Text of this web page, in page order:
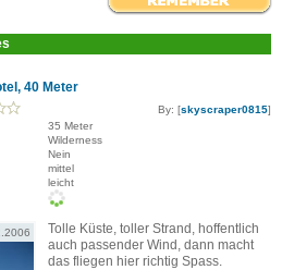
40 Meter
By: [skyscraper0815]
35 Meter
Wilderness
Nein
mittel
leicht
Tolle Küste, toller Strand, hoffentlich
auch passender Wind, dann macht
das fliegen hier richtig Spass.